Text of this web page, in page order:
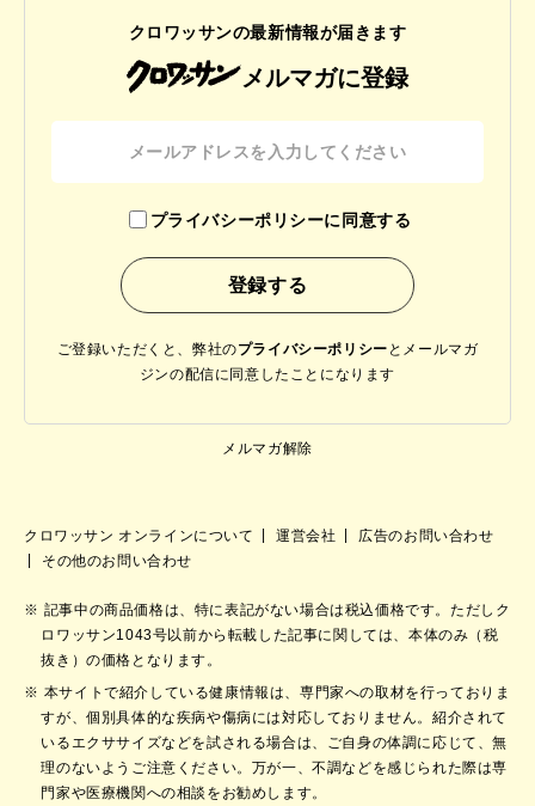
クロワッサンの最新情報が届きます
メルマガに登録
プライバシーポリシーに同意する
ご登録いただくと、弊社のプライバシーポリシー と メールマガ
ジンの配信に同意したことになります
メルマガ解除
クロワッサン オンラインについて 運営会社
広告のお問い合わせ
その他のお問い合わせ
記事中の商品価格は、特に表記がない場合は税込価格です。ただしク
ロワッサン1043号以前から転載した記事に関しては、本体のみ（税
抜き）の価格となります。
本サイトで紹介している健康情報は、専門家への取材を行っておりま
すが、個別具体的な疾病や傷病には対応しておりません。紹介されて
いるエクササイズなどを試される場合は、ご自身の体調に応じて、無
理のないようご注意ください。万が一、不調などを感じられた際は専
門家や医療機関への相談をお勧めします。